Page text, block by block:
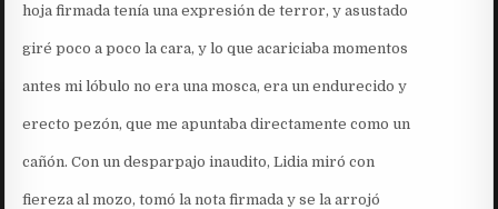
hoja firmada tenía una expresión de terror, y asustado
giré poco a poco la cara, y lo que acariciaba momentos
antes mi lóbulo no era una mosca, era un endurecido y
erecto pezón, que me apuntaba directamente como un
cañón. Con un desparpajo inaudito, Lidia miró con
fiereza al mozo, tomó la nota firmada y se la arrojó